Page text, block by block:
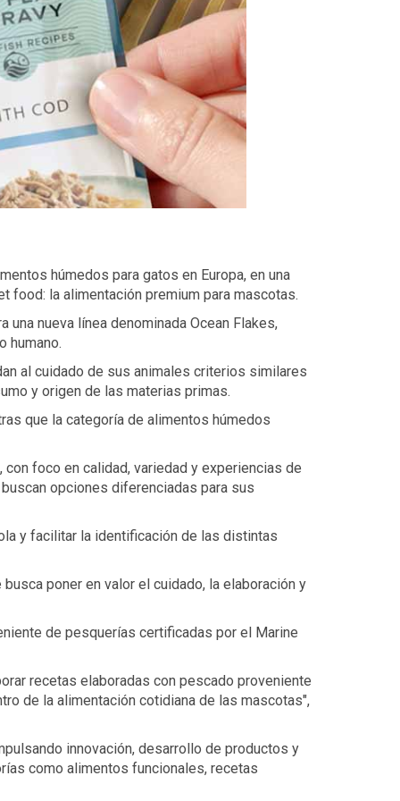
húmedos para gatos en Europa, en una
la alimentación premium para mascotas.
una nueva línea denominada Ocean Flakes,
humano.
al cuidado de sus animales criterios similares
y origen de las materias primas.
que la categoría de alimentos húmedos
foco en calidad, variedad y experiencias de
opciones diferenciadas para sus
y facilitar la identificación de las distintas
poner en valor el cuidado, la elaboración y
de pesquerías certificadas por el Marine
recetas elaboradas con pescado proveniente
de la alimentación cotidiana de las mascotas",
innovación, desarrollo de productos y
como alimentos funcionales, recetas